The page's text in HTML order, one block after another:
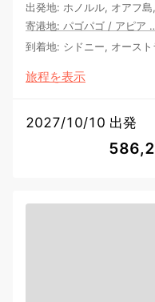
出発地: ホノルル, オアフ島
寄港地: パゴパゴ / アピア
到着地: シドニー, オースト
旅程を表示
2027/10/10 出発